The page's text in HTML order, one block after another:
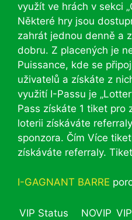
využít ve hrách v sekci
Některé hry jsou
zahrát jednou denně a
dobru. Z placených je
Puissance, kde se
uživatelů a získáte z
využití I-Passu je
Pass získáte 1 tiket pro
loterii získáváte
sponzora. Čím Více
získáváte referraly.
I-GAGNANT BARRE
VIP Status NOVIP